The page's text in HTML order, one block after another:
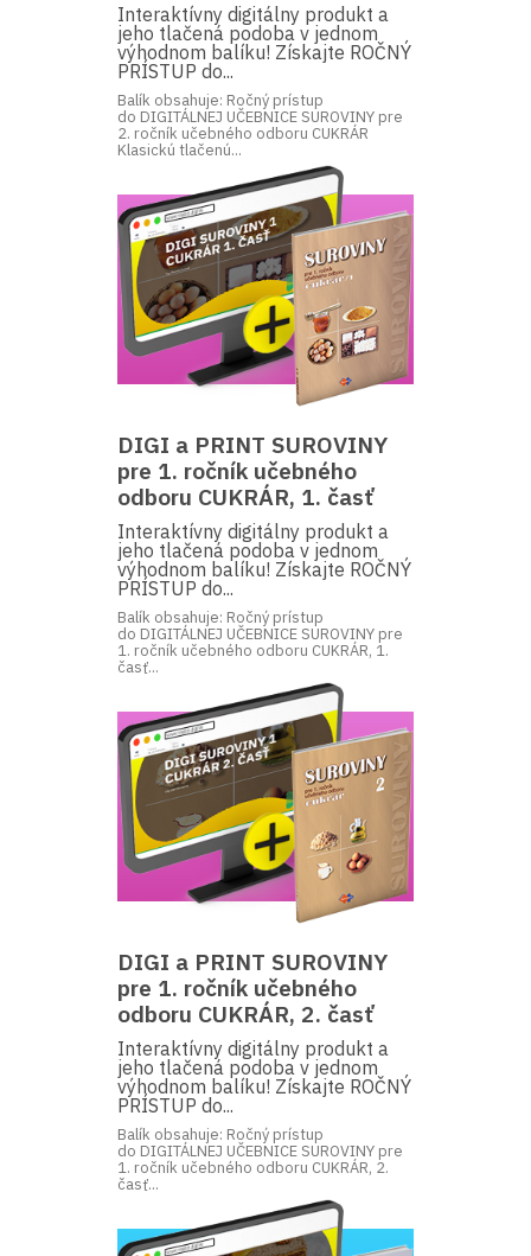
Interaktívny digitálny produkt a
jeho tlačená podoba v jednom
výhodnom balíku! Získajte ROČNÝ
PRÍSTUP do...
Balík obsahuje: Ročný prístup
do DIGITÁLNEJ UČEBNICE SUROVINY pre
2. ročník učebného odboru CUKRÁR
Klasickú tlačenú...
DIGI a PRINT SUROVINY
pre 1. ročník učebného
odboru CUKRÁR, 1. časť
Interaktívny digitálny produkt a
jeho tlačená podoba v jednom
výhodnom balíku! Získajte ROČNÝ
PRÍSTUP do...
Balík obsahuje: Ročný prístup
do DIGITÁLNEJ UČEBNICE SUROVINY pre
1. ročník učebného odboru CUKRÁR, 1.
časť...
DIGI a PRINT SUROVINY
pre 1. ročník učebného
odboru CUKRÁR, 2. časť
Interaktívny digitálny produkt a
jeho tlačená podoba v jednom
výhodnom balíku! Získajte ROČNÝ
PRÍSTUP do...
Balík obsahuje: Ročný prístup
do DIGITÁLNEJ UČEBNICE SUROVINY pre
1. ročník učebného odboru CUKRÁR, 2.
časť...